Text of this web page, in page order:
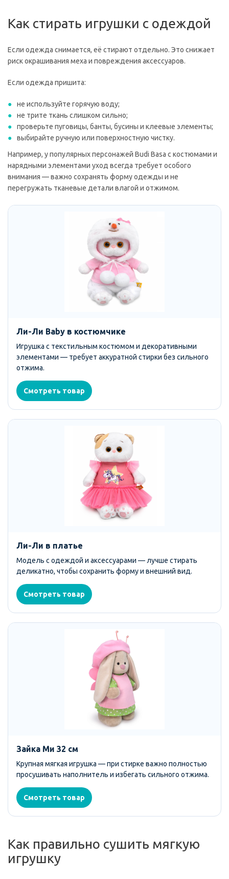
Как стирать игрушки с одеждой
Если одежда снимается, её стирают отдельно. Это снижает
риск окрашивания меха и повреждения аксессуаров.
Если одежда пришита:
не используйте горячую воду;
не трите ткань слишком сильно;
проверьте пуговицы, банты, бусины и клеевые элементы;
выбирайте ручную или поверхностную чистку.
Например, у популярных персонажей Budi Basa с костюмами и
нарядными элементами уход всегда требует особого
внимания — важно сохранять форму одежды и не
перегружать тканевые детали влагой и отжимом.
Ли-Ли Baby в костюмчике
Игрушка с текстильным костюмом и декоративными
элементами — требует аккуратной стирки без сильного
отжима.
Смотреть товар
Ли-Ли в платье
Модель с одеждой и аксессуарами — лучше стирать
деликатно, чтобы сохранить форму и внешний вид.
Смотреть товар
Зайка Ми 32 см
Крупная мягкая игрушка — при стирке важно полностью
просушивать наполнитель и избегать сильного отжима.
Смотреть товар
Как правильно сушить мягкую
игрушку